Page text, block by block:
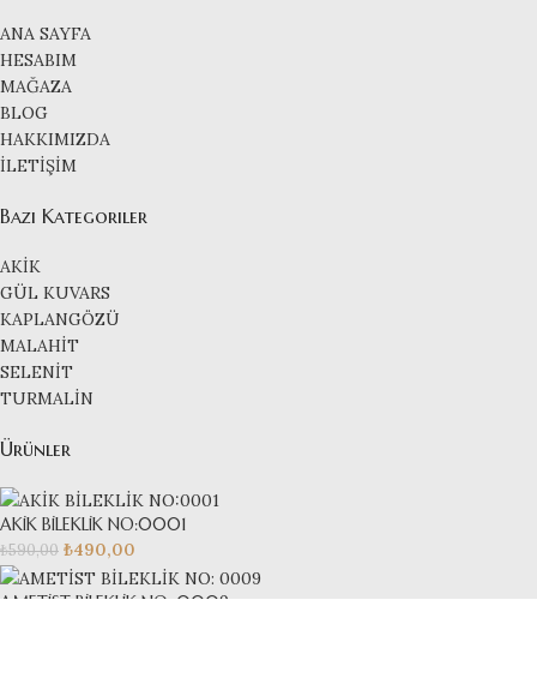
ANA SAYFA
HESABIM
MAĞAZA
BLOG
HAKKIMIZDA
İLETİŞİM
Bazı Kategoriler
AKİK
GÜL KUVARS
KAPLANGÖZÜ
MALAHİT
SELENİT
TURMALİN
Ürünler
AKİK BİLEKLİK NO:0001
₺590,00 ₺490,00
AMETİST BİLEKLİK NO: 0009